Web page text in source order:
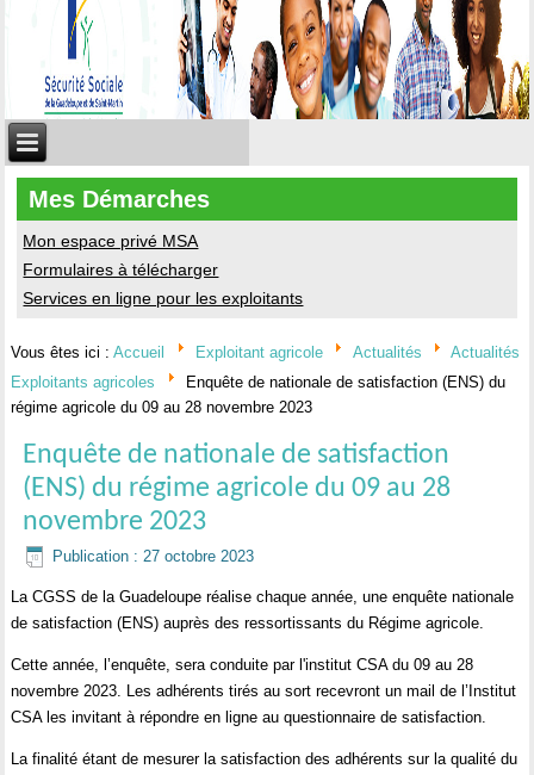
Mes Démarches
Mon espace privé MSA
Formulaires à télécharger
Services en ligne pour les exploitants
Vous êtes ici :Accueil Exploitant agricole Actualités
Actualités
Exploitants agricoles
Enquête de nationale de satisfaction (ENS) du
régime agricole du 09 au 28 novembre 2023
Enquête de nationale de satisfaction
(ENS) du régime agricole du 09 au 28
novembre 2023
Publication : 27 octobre 2023
La CGSS de la Guadeloupe réalise chaque année, une enquête nationale
de satisfaction (ENS) auprès des ressortissants du Régime agricole.
Cette année, l’enquête, sera conduite par l'institut CSA du 09 au 28
novembre 2023. Les adhérents tirés au sort recevront un mail de l’Institut
CSA les invitant à répondre en ligne au questionnaire de satisfaction.
La finalité étant de mesurer la satisfaction des adhérents sur la qualité du